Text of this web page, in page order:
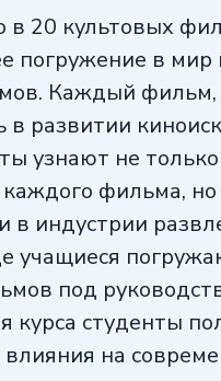
в 20 культовых
погружение в мир
Каждый фильм,
развитии
узнают не
каждого фильма,
в индустрии
учащиеся
под
курса студенты
на